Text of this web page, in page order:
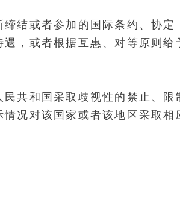
结或者参加的国际条约、协定
，或者根据互惠、对等原则给
共和国采取歧视性的禁止、限
况对该国家或者该地区采取相